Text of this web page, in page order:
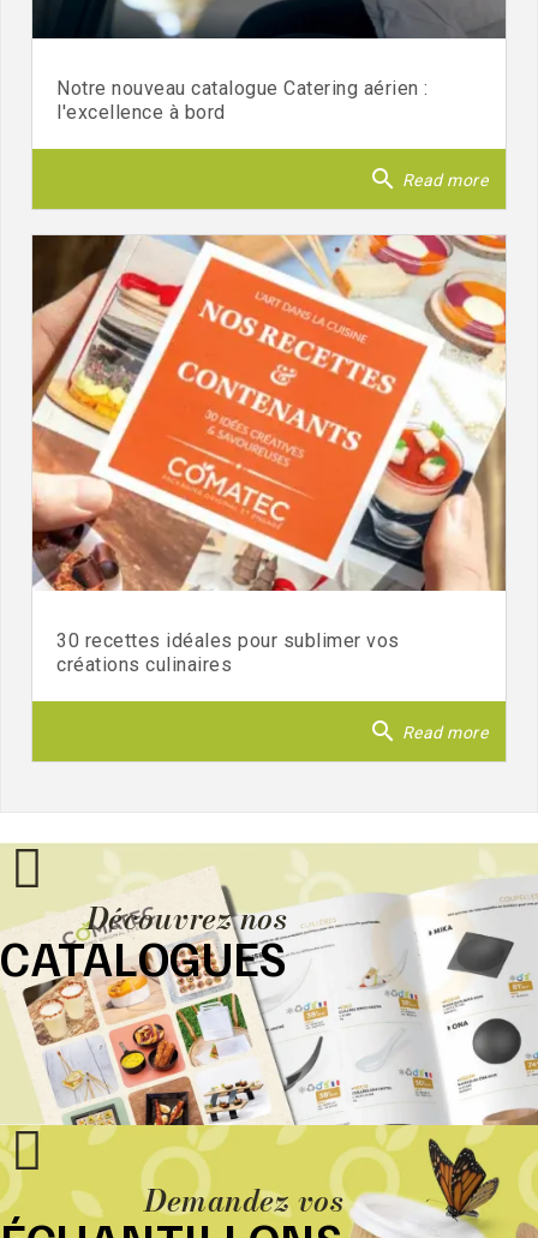
Notre nouveau catalogue Catering aérien :
l'excellence à bord
search Read more
30 recettes idéales pour sublimer vos
créations culinaires
search Read more
Découvrez nos
CATALOGUES
Demandez vos